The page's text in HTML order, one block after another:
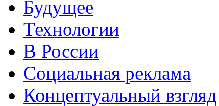
Будущее
Технологии
В России
Социальная реклама
Концептуальный взгляд